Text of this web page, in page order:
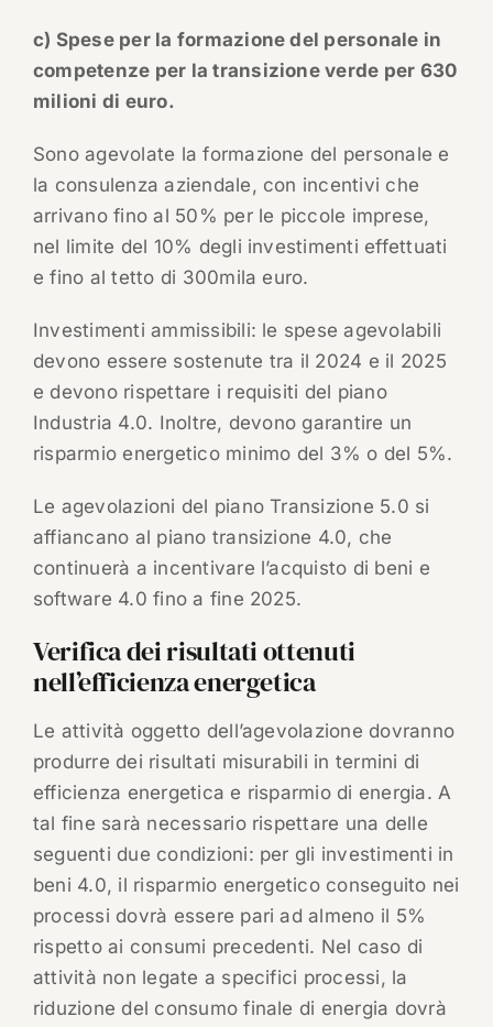
c) Spese per la formazione del personale in
competenze per la transizione verde per 630
milioni di euro.
Sono agevolate la formazione del personale e
la consulenza aziendale, con incentivi che
arrivano fino al 50% per le piccole imprese,
nel limite del 10% degli investimenti effettuati
e fino al tetto di 300mila euro.
Investimenti ammissibili: le spese agevolabili
devono essere sostenute tra il 2024 e il 2025
e devono rispettare i requisiti del piano
Industria 4.0. Inoltre, devono garantire un
risparmio energetico minimo del 3% o del 5%.
Le agevolazioni del piano Transizione 5.0 si
affiancano al piano transizione 4.0, che
continuerà a incentivare l’acquisto di beni e
software 4.0 fino a fine 2025.
Verifica dei risultati ottenuti
nell’efficienza energetica
Le attività oggetto dell’agevolazione dovranno
produrre dei risultati misurabili in termini di
efficienza energetica e risparmio di energia. A
tal fine sarà necessario rispettare una delle
seguenti due condizioni: per gli investimenti in
beni 4.0, il risparmio energetico conseguito nei
processi dovrà essere pari ad almeno il 5%
rispetto ai consumi precedenti. Nel caso di
attività non legate a specifici processi, la
riduzione del consumo finale di energia dovrà